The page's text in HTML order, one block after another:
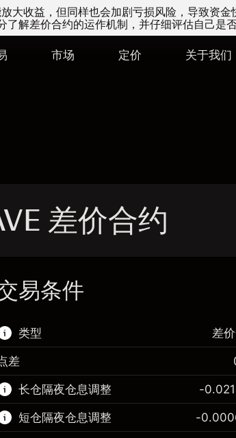
收益，但同样也会加剧亏损风险，导致资金
解差价合约的运作机制，并仔细评估自己是
市场 定价 关于我们
差价合约
易条件
类型
该金融市场可进行差价合约交易。
了解更多:
差价合约
差
差
长仓隔夜仓息调整 -
短仓隔夜仓息调整 -